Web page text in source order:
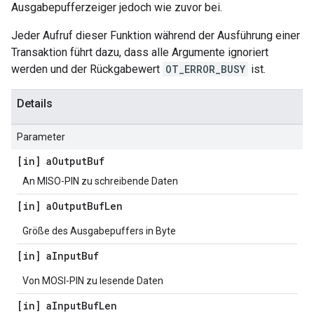
Ausgabepufferzeiger jedoch wie zuvor bei.
Jeder Aufruf dieser Funktion während der Ausführung einer
Transaktion führt dazu, dass alle Argumente ignoriert
werden und der Rückgabewert OT_ERROR_BUSY ist.
Details
Parameter
[in] aOutputBuf
An MISO-PIN zu schreibende Daten
[in] aOutputBufLen
Größe des Ausgabepuffers in Byte
[in] aInputBuf
Von MOSI-PIN zu lesende Daten
[in] aInputBufLen